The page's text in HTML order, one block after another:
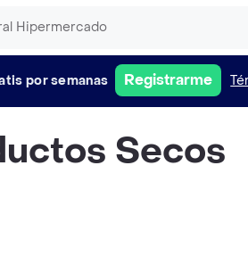
por semanas Registrarme
Secos